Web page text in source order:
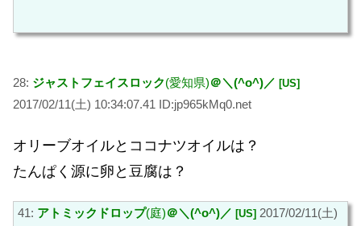
28: ジャストフェイスロック(愛知県)＠＼(^o^)／ [US]
2017/02/11(土) 10:34:07.41 ID:jp965kMq0.net
オリーブオイルとココナツオイルは？
たんぱく源に卵と豆腐は？
41: アトミックドロップ(庭)＠＼(^o^)／ [US] 2017/02/11(土)